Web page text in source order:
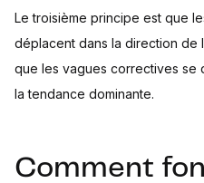
Le troisième principe est que
déplacent dans la direction de
que les vagues correctives se
la tendance dominante.
Comment